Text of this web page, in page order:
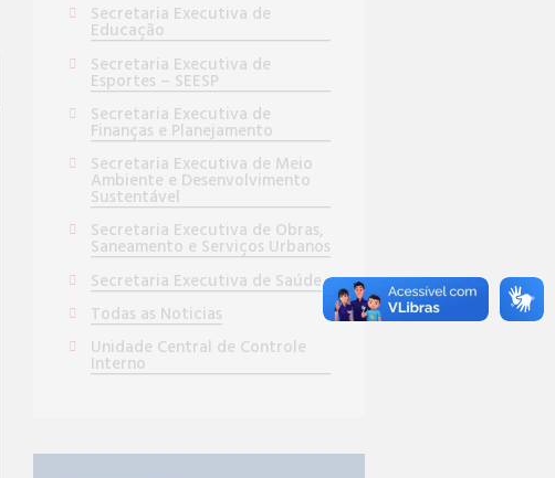
Secretaria Executiva de
Educação
Secretaria Executiva de
Esportes – SEESP
Secretaria Executiva de
Finanças e Planejamento
Secretaria Executiva de Meio
Ambiente e Desenvolvimento
Sustentável
Secretaria Executiva de Obras,
Saneamento e Serviços Urbanos
Secretaria Executiva de Saúde
Todas as Noticias
Unidade Central de Controle
Interno